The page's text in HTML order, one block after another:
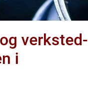
verksted-
i